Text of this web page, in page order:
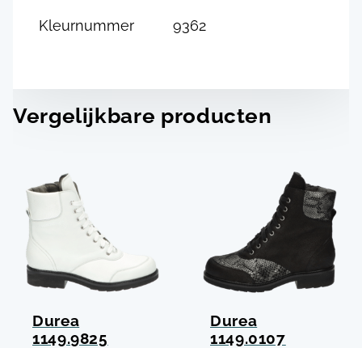
Kleurnummer 9362
Vergelijkbare producten
Durea
1149.9825
Durea
1149.0107